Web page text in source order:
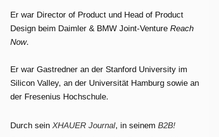
Er war Director of Product und Head of Product
Design beim Daimler & BMW Joint-Venture Reach
Now.
Er war Gastredner an der Stanford University im
Silicon Valley, an der Universität Hamburg sowie an
der Fresenius Hochschule.
Durch sein XHAUER Journal, in seinem B2B!